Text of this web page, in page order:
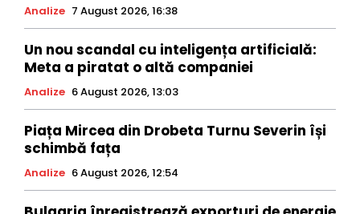
Analize 7 August 2026, 16:38
Un nou scandal cu inteligența artificială:
Meta a piratat o altă companiei
Analize 6 August 2026, 13:03
Piața Mircea din Drobeta Turnu Severin își
schimbă fața
Analize 6 August 2026, 12:54